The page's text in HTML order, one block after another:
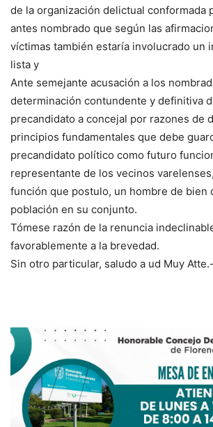
de la organización delictual conformada
antes nombrado que según las
víctimas también estaría involucrado un
lista y
Ante semejante acusación a los
determinación contundente y definitiva
precandidato a concejal por razones de
principios fundamentales que debe
precandidato político como futuro
representante de los vecinos
función que postulo, un hombre de bien
población en su conjunto.
Tómese razón de la renuncia
favorablemente a la brevedad.
Sin otro particular, saludo a ud Muy Atte.-